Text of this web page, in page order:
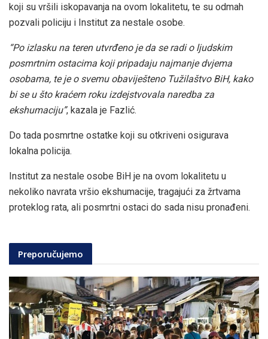
koji su vršili iskopavanja na ovom lokalitetu, te su odmah
pozvali policiju i Institut za nestale osobe.
“Po izlasku na teren utvrđeno je da se radi o ljudskim
posmrtnim ostacima koji pripadaju najmanje dvjema
osobama, te je o svemu obaviješteno Tužilaštvo BiH, kako
bi se u što kraćem roku izdejstvovala naredba za
ekshumaciju”, kazala je Fazlić.
Do tada posmrtne ostatke koji su otkriveni osigurava
lokalna policija.
Institut za nestale osobe BiH je na ovom lokalitetu u
nekoliko navrata vršio ekshumacije, tragajući za žrtvama
proteklog rata, ali posmrtni ostaci do sada nisu pronađeni.
Preporučujemo